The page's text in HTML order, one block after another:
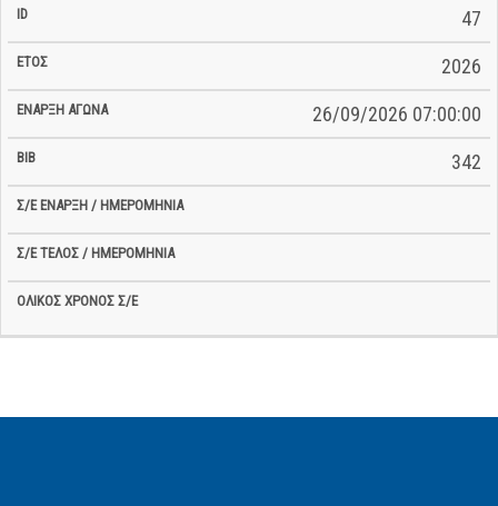
47
2026
26/09/2026 07:00:00
342